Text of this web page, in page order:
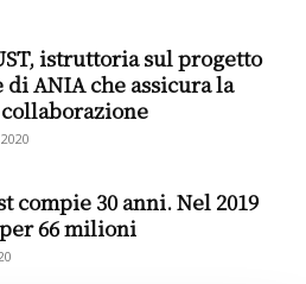
istruttoria sul progetto
ANIA che assicura la
compie 30 anni. Nel 2019
66 milioni